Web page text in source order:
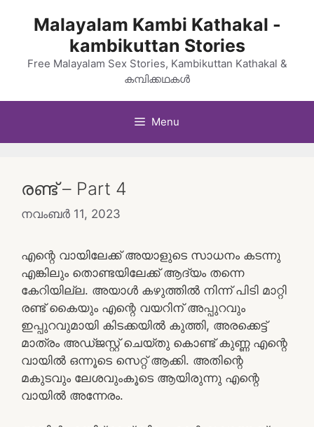
Malayalam Kambi Kathakal -
kambikuttan Stories
Free Malayalam Sex Stories, Kambikuttan Kathakal &
കമ്പിക്കഥകൾ
Menu
രണ്ട് – Part 4
നവംബർ 11, 2023
എന്റെ വായിലേക്ക് അയാളുടെ സാധനം കടന്നു
എങ്കിലും തൊണ്ടയിലേക്ക് ആദ്യം തന്നെ
കേറിയില്ല. അയാൾ കഴുത്തിൽ നിന്ന് പിടി മാറ്റി
രണ്ട് കൈയും എന്റെ വയറിന് അപ്പുറവും
ഇപ്പുറവുമായി കിടക്കയിൽ കുത്തി, അരക്കെട്ട്
മാത്രം അഡ്ജസ്റ്റ് ചെയ്തു കൊണ്ട് കുണ്ണ എന്റെ
വായിൽ ഒന്നൂടെ സെറ്റ് ആക്കി. അതിന്റെ
മകുടവും ലേശവുംകൂടെ ആയിരുന്നു എന്റെ
വായിൽ അന്നേരം.